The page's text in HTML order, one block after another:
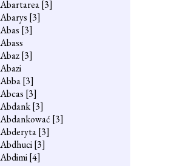
Abartarea[3]
Abarys [3]
Abas [3]
Abass
Abaz[3]
Abazi
Abba[3]
Abcas [3]
Abdank[3]
Abdankować [3]
Abderyta[3]
Abdhuci[3]
Abdimi[4]